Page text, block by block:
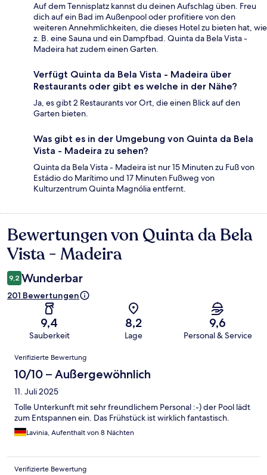
Auf dem Tennisplatz kannst du deinen Aufschlag üben. Freu
dich auf ein Bad im Außenpool oder profitiere von den
weiteren Annehmlichkeiten, die dieses Hotel zu bieten hat, wie
z. B. eine Sauna und ein Dampfbad. Quinta da Bela Vista -
Madeira hat zudem einen Garten.
Verfügt Quinta da Bela Vista - Madeira über
Restaurants oder gibt es welche in der Nähe?
Ja, es gibt 2 Restaurants vor Ort, die einen Blick auf den
Garten bieten.
Was gibt es in der Umgebung von Quinta da Bela
Vista - Madeira zu sehen?
Quinta da Bela Vista - Madeira ist nur 15 Minuten zu Fuß von
Estádio do Marítimo und 17 Minuten Fußweg von
Kulturzentrum Quinta Magnólia entfernt.
Bewertungen
Bewertungen von Quinta da Bela
Vista - Madeira
9,2 Wunderbar
201 Bewertungen
9,4
Sauberkeit
8,2
Lage
9,6
Personal & Service
Bewertungen
Verifizierte Bewertung
10/10 – Außergewöhnlich
11. Juli 2025
Tolle Unterkunft mit sehr freundlichem Personal :-) der Pool lädt
zum Entspannen ein. Das Frühstück ist wirklich fantastisch.
Lavinia, Aufenthalt von 8 Nächten
Verifizierte Bewertung